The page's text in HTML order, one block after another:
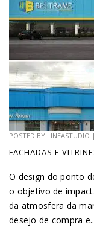
POSTED BY LINEASTUDIO |
FACHADAS E
O design do ponto
o objetivo de
da atmosfera da
desejo de compra